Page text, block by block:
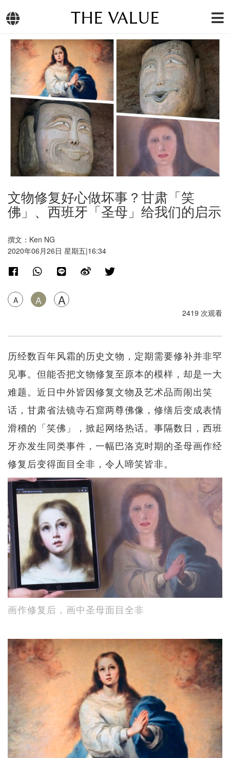
THE VALUE
文物修复好心做坏事？甘肃「笑
佛」、西班牙「圣母」给我们的启示
撰文：Ken NG
2020年06月26日 星期五|16:34
A A A
2419 次观看
历经数百年风霜的历史文物，定期需要修补并非罕
见事。但能否把文物修复至原本的模样，却是一大
难题。近日中外皆因修复文物及艺术品而闹出笑
话，甘肃省法镜寺石窟两尊佛像，修缮后变成表情
滑稽的「笑佛」，掀起网络热话。事隔数日，西班
牙亦发生同类事件，一幅巴洛克时期的圣母画作经
修复后变得面目全非，令人啼笑皆非。
画作修复后，画中圣母面目全非